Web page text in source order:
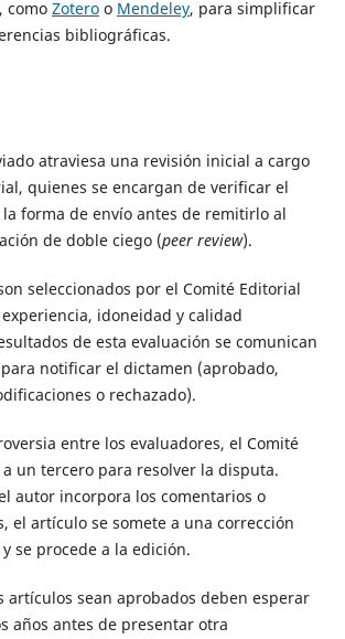
como Zoteroo Mendeley, para simplificar
bibliográficas.
atraviesa una revisión inicial a cargo
quienes se encargan de verificar el
forma de envío antes de remitirlo al
de doble ciego (peer review).
seleccionados por el Comité Editorial
idoneidad y calidad
de esta evaluación se comunican
notificar el dictamen (aprobado,
o rechazado).
entre los evaluadores, el Comité
un tercero para resolver la disputa.
autor incorpora los comentarios o
el artículo se somete a una corrección
se procede a la edición.
artículos sean aprobados deben esperar
años antes de presentar otra